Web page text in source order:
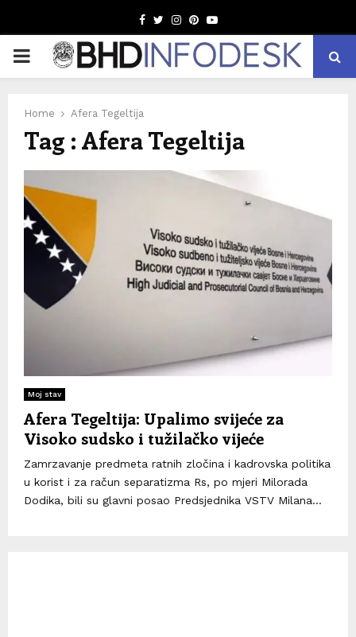
Facebook
TwitterInstagram
Pinterest
Youtube
PRIMARY
Home Afera Tegeltija
Tag : Afera Tegeltija
Moj stav
Afera Tegeltija: Upalimo svijeće za
Visoko sudsko i tužilačko vijeće
Zamrzavanje predmeta ratnih zločina i kadrovska politika
u korist i za račun separatizma Rs, po mjeri Milorada
Dodika, bili su glavni posao Predsjednika VSTV Milana...